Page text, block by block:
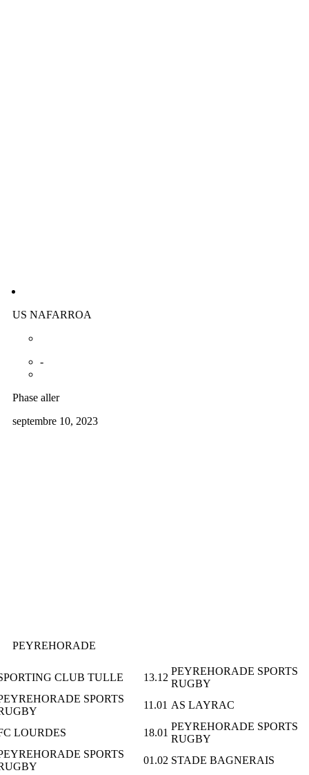
US NAFARROA
-
Phase aller
septembre 10, 2023
PEYREHORADE
CLUB TULLE 13.12
PEYREHORADE SPORTS
RUGBY
SPORTS
11.01 AS LAYRAC
LOURDES 18.01
PEYREHORADE SPORTS
RUGBY
SPORTS
01.02 STADE BAGNERAIS